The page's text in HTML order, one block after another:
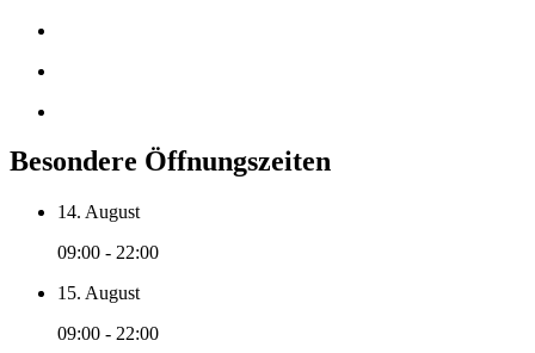
Besondere Öffnungszeiten
14. August
09:00 - 22:00
15. August
09:00 - 22:00